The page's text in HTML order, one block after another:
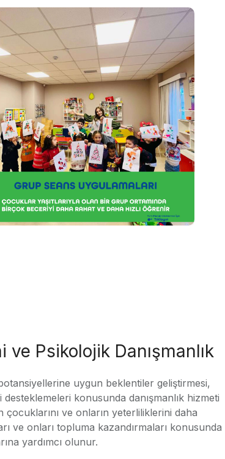
ve Psikolojik Danışmanlık
uygun beklentiler geliştirmesi,
konusunda danışmanlık hizmeti
çocuklarını ve onların yeterliliklerini daha
ve onları topluma kazandırmaları konusunda
yardımcı olunur.